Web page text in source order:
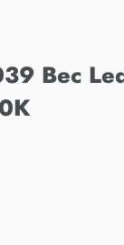
Bec